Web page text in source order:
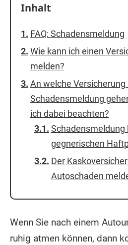
Inhalt
FAQ: Schadensmeldung
Wie kann ich einen
melden?
An welche Versicherung
Schadensmeldung
ich dabei beachten?
Schadensmeldung
gegnerischen
Der
Autoschaden
Wenn Sie nach einem
ruhig atmen können, dann